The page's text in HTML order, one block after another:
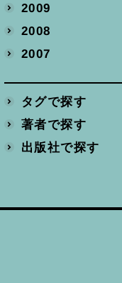
2009
2008
2007
タグで探す
著者で探す
出版社で探す